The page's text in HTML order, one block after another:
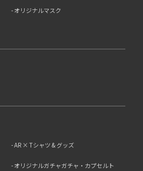
オリジナルマスク
AR × Tシャツ & グッズ
オリジナルガチャガチャ・カプセルト